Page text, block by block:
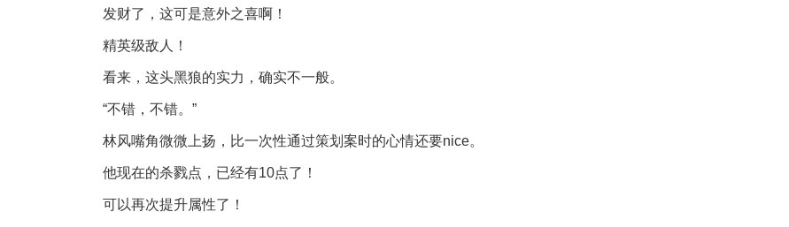
发财了，这可是意外之喜啊！
精英级敌人！
看来，这头黑狼的实力，确实不一般。
“不错，不错。”
林风嘴角微微上扬，比一次性通过策划案时的心情还要nice。
他现在的杀戮点，已经有10点了！
可以再次提升属性了！